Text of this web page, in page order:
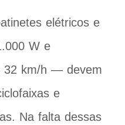
elétricos e
W e
32 km/h — devem
e
Na falta dessas